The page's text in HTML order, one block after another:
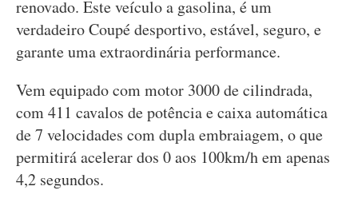
renovado. Este veículo a gasolina, é um
verdadeiro Coupé desportivo, estável, seguro, e
garante uma extraordinária performance.
Vem equipado com motor 3000 de cilindrada,
com 411 cavalos de potência e caixa automática
de 7 velocidades com dupla embraiagem, o que
permitirá acelerar dos 0 aos 100km/h em apenas
4,2 segundos.